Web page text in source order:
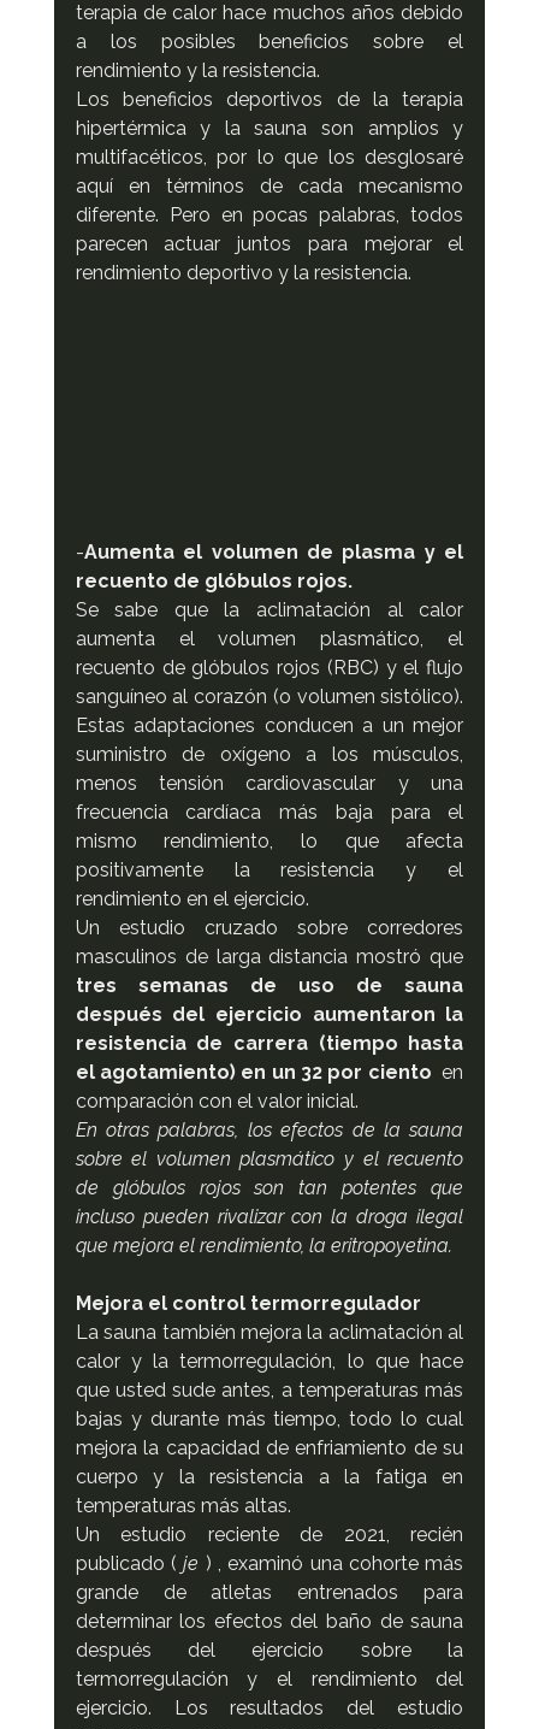
terapia de calor hace muchos años debido
a los posibles beneficios sobre el
rendimiento y la resistencia.
Los beneficios deportivos de la terapia
hipertérmica y la sauna son amplios y
multifacéticos, por lo que los desglosaré
aquí en términos de cada mecanismo
diferente. Pero en pocas palabras, todos
parecen actuar juntos para mejorar el
rendimiento deportivo y la resistencia.
-Aumenta el volumen de plasma y el
recuento de glóbulos rojos.
Se sabe que la aclimatación al calor
aumenta el volumen plasmático, el
recuento de glóbulos rojos (RBC) y el flujo
sanguíneo al corazón (o volumen sistólico).
Estas adaptaciones conducen a un mejor
suministro de oxígeno a los músculos,
menos tensión cardiovascular y una
frecuencia cardíaca más baja para el
mismo rendimiento, lo que afecta
positivamente la resistencia y el
rendimiento en el ejercicio.
Un estudio cruzado sobre corredores
tres semanas de uso de sauna
después del ejercicio aumentaron la
resistencia de carrera (tiempo hasta
el agotamiento) en un 32 por ciento en
comparación con el valor inicial.
En otras palabras, los efectos de la sauna
sobre el volumen plasmático y el recuento
de glóbulos rojos son tan potentes que
incluso pueden rivalizar con la droga ilegal
que mejora el rendimiento, la eritropoyetina.
Mejora el control termorregulador
La sauna también mejora la aclimatación al
calor y la termorregulación, lo que hace
que usted sude antes, a temperaturas más
bajas y durante más tiempo, todo lo cual
mejora la capacidad de enfriamiento de su
cuerpo y la resistencia a la fatiga en
temperaturas más altas.
Un estudio reciente de 2021, recién
publicado ( je ) , examinó una cohorte más
grande de atletas entrenados para
determinar los efectos del baño de sauna
después del ejercicio sobre la
termorregulación y el rendimiento del
ejercicio. Los resultados del estudio